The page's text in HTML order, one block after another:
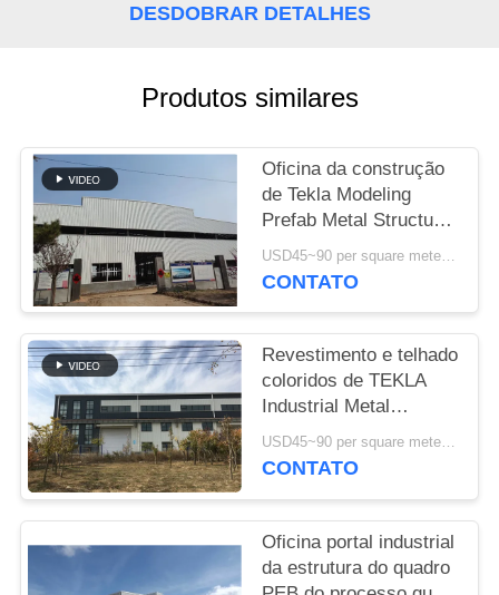
CASOS
MAPA
DO
SITE
POLÍTICA
DE
PRIVACIDADE
DESDOBRAR DETALHES
Produtos similares
Oficina da construção
de Tekla Modeling
Prefab Metal Structure
de grande resistência
USD45~90 per square meter MOQ:1000 medidores quadrados
CONTATO
Revestimento e telhado
coloridos de TEKLA
Industrial Metal
Workshop Building
USD45~90 per square meter MOQ:1000 medidores quadrados
CONTATO
Oficina portal industrial
da estrutura do quadro